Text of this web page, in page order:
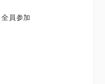
員参加